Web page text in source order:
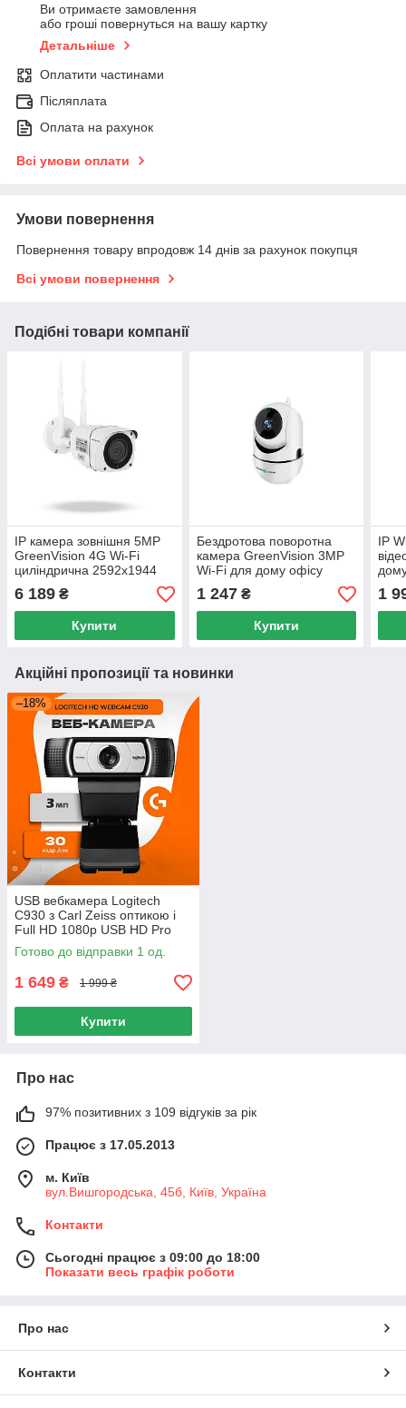
Ви отримаєте замовлення
або гроші повернуться на вашу картку
Детальніше
Оплатити частинами
Післяплата
Оплата на рахунок
Всі умови оплати
Умови повернення
Повернення товару впродовж 14 днів за рахунок покупця
Всі умови повернення
Подібні товари компанії
IP камера зовнішня 5MP
GreenVision 4G Wi-Fi
циліндрична 2592x1944
IP65 підсвічування 20м
H.265 SONY CMOS Sensor
6 189 ₴
Купити
Бездротова поворотна
камера GreenVision 3MP
Wi-Fi для дому офісу
відеоспостереження PTZ
1/4 CMOS sensor
1 247₴
Купити
IP
1
Акційні пропозиції та новинки
–18%
USB вебкамера Logitech
C930 з Carl Zeiss оптикою і
Full HD 1080p USB HD Pro
Webcam (860-000445)
Оригінал — БУ
Готово до відправки 1 од.
1 649 ₴ 1 999 ₴
Купити
Про нас
97% позитивних з 109 відгуків за рік
Працює з 17.05.2013
м. Київ
вул.Вишгородська, 45б, Київ, Україна
Контакти
Сьогодні працює з 09:00 до 18:00
Показати весь графік роботи
Про нас
Контакти